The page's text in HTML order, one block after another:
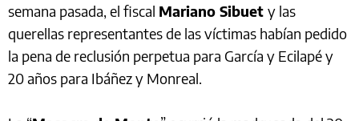
semana pasada, el fiscal Mariano Sibuet y las
querellas representantes de las víctimas habían pedido
la pena de reclusión perpetua para García y Ecilapé y
20 años para Ibáñez y Monreal.